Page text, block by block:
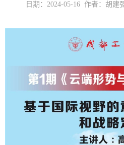
日期：2024-05-16 作者：胡